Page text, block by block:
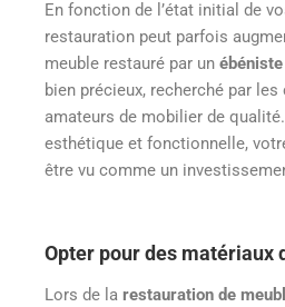
En fonction de l’état initial de
restauration peut parfois
meuble restauré par un ébéniste
bien précieux, recherché par
amateurs de mobilier de
esthétique et fonctionnelle,
être vu comme un
Opter pour des matériaux
Lors de la restauration de